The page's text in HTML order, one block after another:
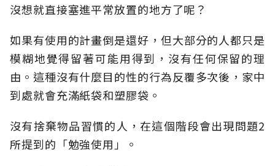
沒想就直接塞進平常放置的地方了呢？
如果有使用的計畫倒是還好，但大部分的人都只是
模糊地覺得留著可能用得到，沒有任何保留的理
由。這種沒有什麼目的性的行為反覆多次後，家中
到處就會充滿紙袋和塑膠袋。
沒有捨棄物品習慣的人，在這個階段會出現問題2
所提到的「勉強使用」。